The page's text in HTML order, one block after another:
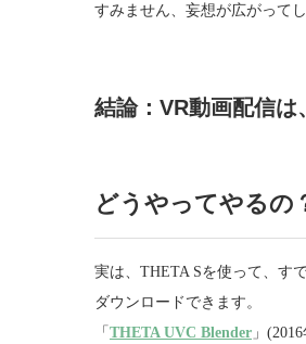
すみません、妄想が広がってし
結論：VR動画配信は
どうやってやるの
実は、THETA Sを使って、す
ダウンロードできます。
「 THETA UVC Blender 」